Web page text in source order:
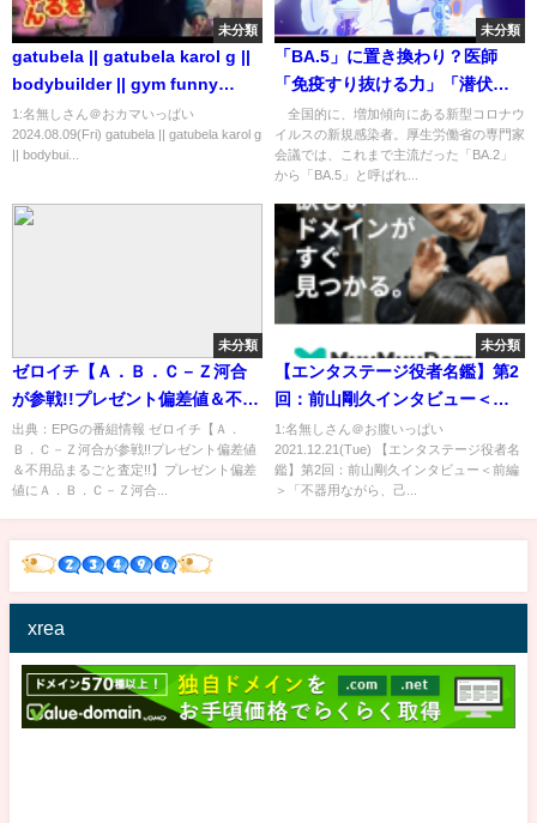
未分類
gatubela || gatubela karol g ||
bodybuilder || gym funny
video || gay bodybuilder ||
#shorts #gay 💪💪
1:名無しさん＠おカマいっぱい
2024.08.09(Fri) gatubela || gatubela karol g
|| bodybui...
未分類
「BA.5」に置き換わり？医師
「免疫すり抜ける力」「潜伏期
間も短い」…「第7波」懸念
(2022年7月5日)
全国的に、増加傾向にある新型コロナウ
イルスの新規感染者。厚生労働省の専門家
会議では、これまで主流だった「BA.2」
から「BA.5」と呼ばれ...
未分類
ゼロイチ【Ａ．Ｂ．Ｃ－Ｚ河合
が参戦!!プレゼント偏差値＆不用
品まるごと査定!!】[字]…の番組
内容解析まとめ
出典：EPGの番組情報 ゼロイチ【Ａ．
Ｂ．Ｃ－Ｚ河合が参戦!!プレゼント偏差値
＆不用品まるごと査定!!】プレゼント偏差
値にＡ．Ｂ．Ｃ－Ｚ河合...
未分類
【エンタステージ役者名鑑】第2
回：前山剛久インタビュー＜前
編＞「不器用ながら、己を貫く
10年目」
1:名無しさん＠お腹いっぱい
2021.12.21(Tue) 【エンタステージ役者名
鑑】第2回：前山剛久インタビュー＜前編
＞「不器用ながら、己...
xrea